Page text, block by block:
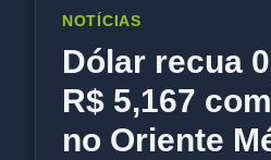
NOTÍCIAS
Dólar recua
R$ 5,167
no Oriente